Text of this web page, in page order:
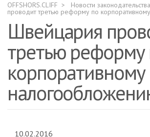
OFFSHORS.CLIFF Новости законодательства
проводит третью реформу по
Швейцария
третью реформу
корпоративному
10.02.2016